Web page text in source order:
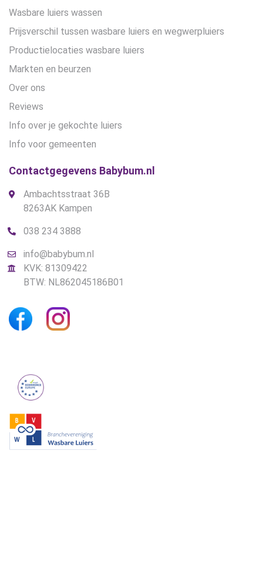
Wasbare luiers wassen
Prijsverschil tussen wasbare luiers en wegwerpluiers
Productielocaties wasbare luiers
Markten en beurzen
Over ons
Reviews
Info over je gekochte luiers
Info voor gemeenten
Contactgegevens Babybum.nl
Ambachtsstraat 36B
8263AK Kampen
038 234 3888
info@babybum.nl
KVK: 81309422
BTW: NL862045186B01